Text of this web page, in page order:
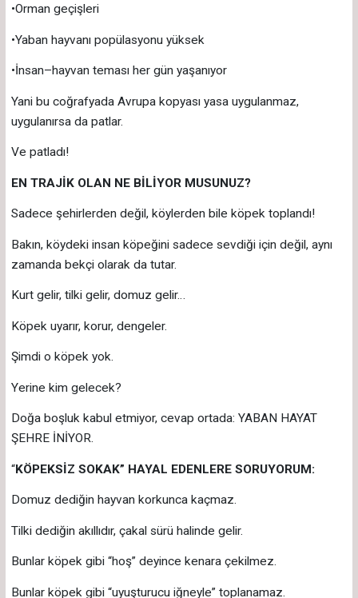
•Orman geçişleri
•Yaban hayvanı popülasyonu yüksek
•İnsan–hayvan teması her gün yaşanıyor
Yani bu coğrafyada Avrupa kopyası yasa uygulanmaz,
uygulanırsa da patlar.
Ve patladı!
EN TRAJİK OLAN NE BİLİYOR MUSUNUZ?
Sadece şehirlerden değil, köylerden bile köpek toplandı!
Bakın, köydeki insan köpeğini sadece sevdiği için değil, aynı
zamanda bekçi olarak da tutar.
Kurt gelir, tilki gelir, domuz gelir…
Köpek uyarır, korur, dengeler.
Şimdi o köpek yok.
Yerine kim gelecek?
Doğa boşluk kabul etmiyor, cevap ortada: YABAN HAYAT
ŞEHRE İNİYOR.
“KÖPEKSİZ SOKAK” HAYAL EDENLERE SORUYORUM:
Domuz dediğin hayvan korkunca kaçmaz.
Tilki dediğin akıllıdır, çakal sürü halinde gelir.
Bunlar köpek gibi “hoş” deyince kenara çekilmez.
Bunlar köpek gibi “uyuşturucu iğneyle” toplanamaz.